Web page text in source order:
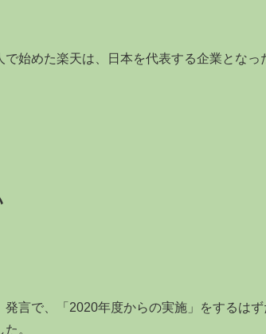
始めた楽天は、日本を代表する企業となっ
言で、「2020年度からの実施」をするは
。